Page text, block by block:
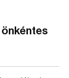
önkéntes